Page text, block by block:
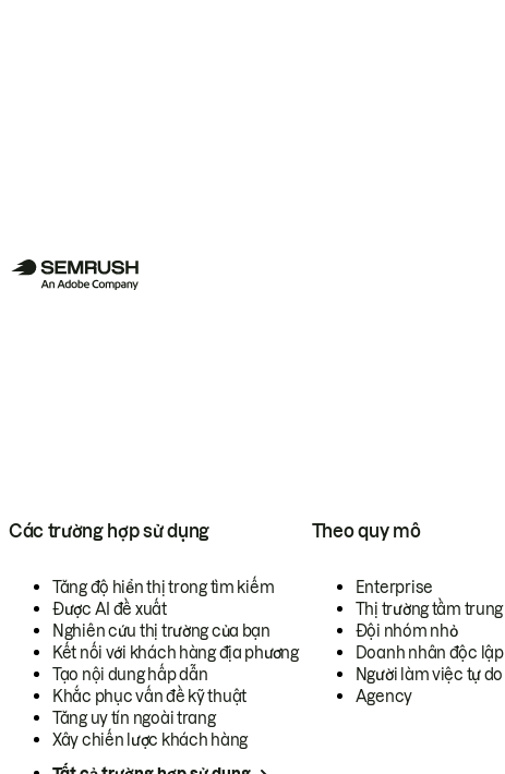
Các trường hợp sử dụng
Tăng độ hiển thị trong tìm kiếm
Được AI đề xuất
Nghiên cứu thị trường của bạn
Kết nối với khách hàng địa phương
Tạo nội dung hấp dẫn
Khắc phục vấn đề kỹ thuật
Tăng uy tín ngoài trang
Xây chiến lược khách hàng
Theo quy mô
Enterprise
Thị trường tầm trung
Đội nhóm nhỏ
Doanh nhân độc lập
Người làm việc tự do
Agency